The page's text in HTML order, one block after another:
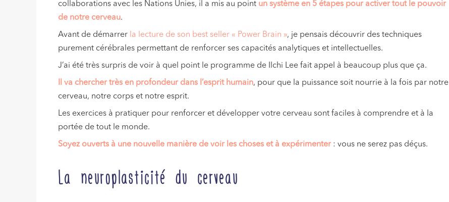
collaborations avec les Nations Unies, il a mis au point un système en 5 étapes pour activer tout le pouvoir
de notre cerveau.
Avant de démarrer la lecture de son best seller « Power Brain », je pensais découvrir des techniques
purement cérébrales permettant de renforcer ses capacités analytiques et intellectuelles.
J’ai été très surpris de voir à quel point le programme de Ilchi Lee fait appel à beaucoup plus que ça.
Il va chercher très en profondeur dans l’esprit humain, pour que la puissance soit nourrie à la fois par notre
cerveau, notre corps et notre esprit.
Les exercices à pratiquer pour renforcer et développer votre cerveau sont faciles à comprendre et à la
portée de tout le monde.
Soyez ouverts à une nouvelle manière de voir les choses et à expérimenter: vous ne serez pas déçus.
La neuroplasticité du cerveau